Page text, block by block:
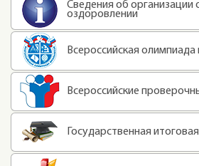
Сведения об организации
оздоровлении
Всероссийская
Всероссийские
Государственная